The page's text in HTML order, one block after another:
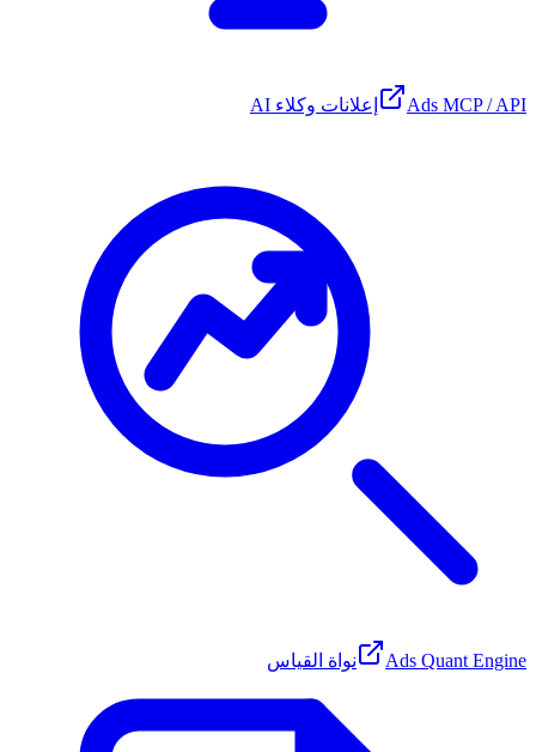
Ads MCP / API إعلانات وكلاء AI
Ads Quant Engine نواة القياس